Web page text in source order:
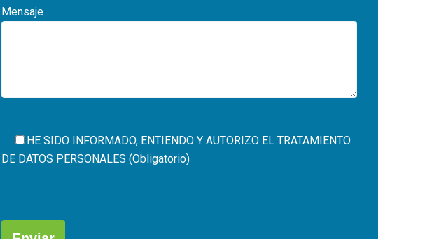
Mensaje
HE SIDO INFORMADO, ENTIENDO Y AUTORIZO EL TRATAMIENTO
DE DATOS PERSONALES (Obligatorio)
deja